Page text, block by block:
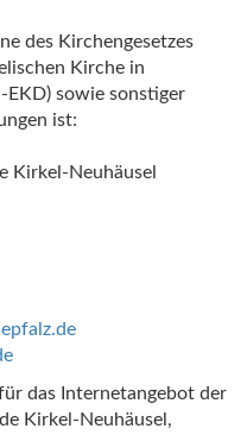
des Kirchengesetzes
Kirche in
EKD) sowie sonstiger
ist:
Kirkel-Neuhäusel
das Internetangebot der
Kirkel-Neuhäusel,